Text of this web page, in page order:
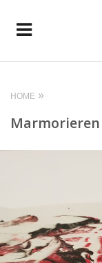
HOME
Marmorieren